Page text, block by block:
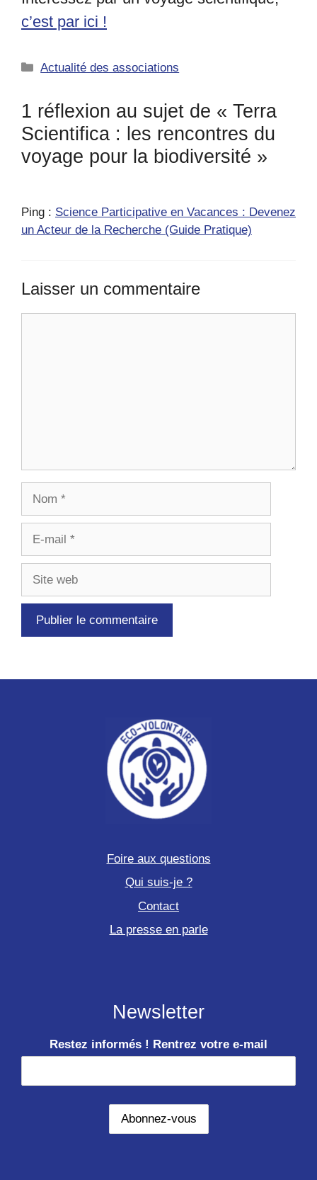
c’est par ici !
Catégories
Actualité des associations
1 réflexion au sujet de « Terra
Scientifica : les rencontres du
voyage pour la biodiversité »
Ping : Science Participative en Vacances : Devenez
un Acteur de la Recherche (Guide Pratique)
Laisser un commentaire
Foire aux questions
Qui suis-je ?
Contact
La presse en parle
Newsletter
Restez informés ! Rentrez votre e-mail